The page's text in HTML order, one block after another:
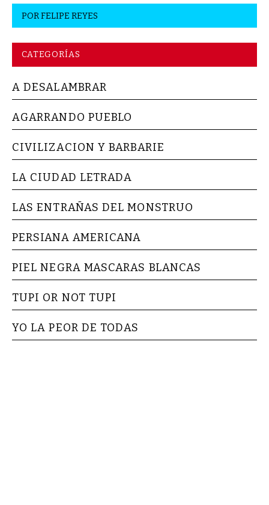
PORFELIPE REYES
CATEGORÍAS
A DESALAMBRAR
AGARRANDO PUEBLO
CIVILIZACION Y BARBARIE
LA CIUDAD LETRADA
LAS ENTRAÑAS DEL MONSTRUO
PERSIANA AMERICANA
PIEL NEGRA MASCARAS BLANCAS
TUPI OR NOT TUPI
YO LA PEOR DE TODAS